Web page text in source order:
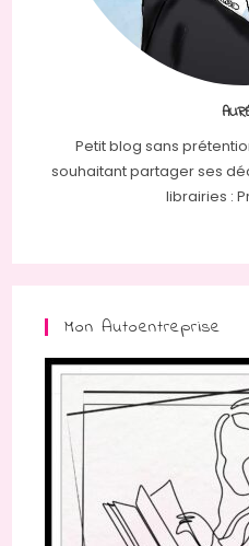
Petit blog sans
souhaitant partager ses
librairies :
Mon Autoentreprise